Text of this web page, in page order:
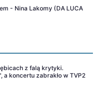
- Nina Lakomy (DA LUCA
z falą krytyki.
a koncertu zabrakło w TVP2